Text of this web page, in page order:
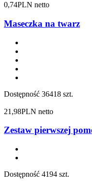
0,74PLN netto
Maseczka na twarz
Dostępność 36418 szt.
21,98PLN netto
Zestaw pierwszej
Dostępność 4194 szt.